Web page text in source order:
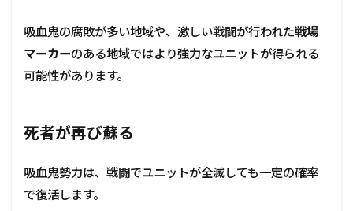
吸血鬼の腐敗が多い地域や、激しい戦闘が行われた戦場
マーカーのある地域ではより強力なユニットが得られる
可能性があります。
死者が再び蘇る
吸血鬼勢力は、戦闘でユニットが全滅しても一定の確率
で復活します。